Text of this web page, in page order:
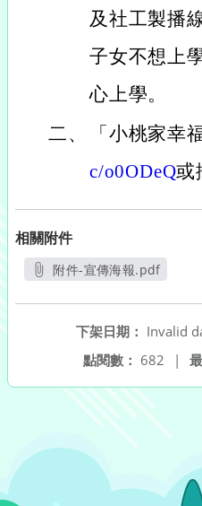
及社工製播
子女不想上
心上學。
二、
「小桃家幸
c/o0ODeQ或
相關附件
附件-宣傳海報.pdf
下架日期： Invalid
點閱數： 682 |